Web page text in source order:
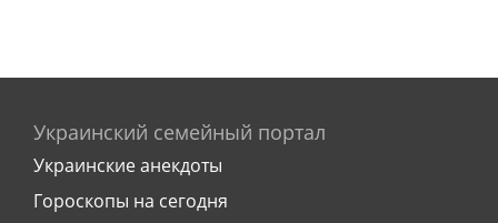
Украинский семейный портал
Украинские анекдоты
Гороскопы на сегодня